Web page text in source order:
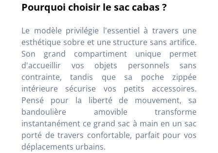
Pourquoi choisir le sac cabas ?
Le modèle privilégie l'essentiel à travers une
esthétique sobre et une structure sans artifice.
Son grand compartiment unique permet
d'accueillir vos objets personnels sans
contrainte, tandis que sa poche zippée
intérieure sécurise vos petits accessoires.
Pensé pour la liberté de mouvement, sa
bandoulière amovible transforme
instantanément ce grand sac à main en un sac
porté de travers confortable, parfait pour vos
déplacements urbains.